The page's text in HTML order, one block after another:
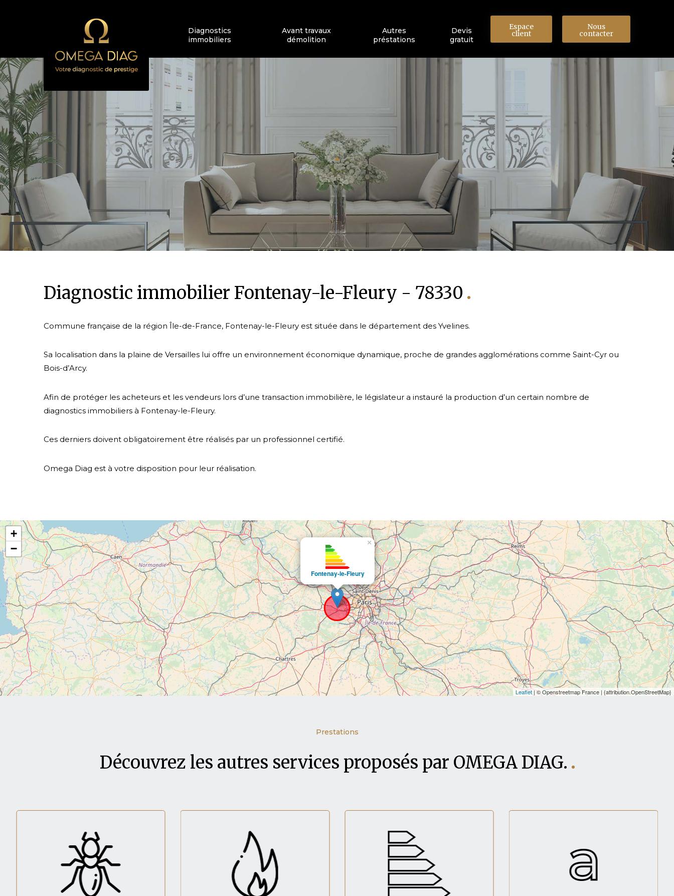
Diagnostics
immobiliers
Avant travaux
démolition
Autres
préstations
Devis
gratuit
Espace
client
Nous
contacter
Diagnostic immobilier Fontenay-le-Fleury - 78330
Commune française de la région Île-de-France, Fontenay-le-Fleury est située dans le département des Yvelines.
Sa localisation dans la plaine de Versailles lui offre un environnement économique dynamique, proche de grandes agglomérations comme Saint-Cyr ou
Bois-d’Arcy.
Afin de protéger les acheteurs et les vendeurs lors d’une transaction immobilière, le législateur a instauré la production d’un certain nombre de
diagnostics immobiliers à Fontenay-le-Fleury.
Ces derniers doivent obligatoirement être réalisés par un professionnel certifié.
Omega Diag est à votre disposition pour leur réalisation.
Fontenay-le-Fleury
×
+
−
Leaflet| © Openstreetmap France | {attribution.OpenStreetMap}
Prestations
Découvrez les autres services proposés par OMEGA DIAG.